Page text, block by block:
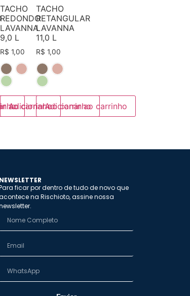
ao carrinho
TACHO
REDONDO
LAVANNA
9,0 L
R$ 1,00
Adicionar ao carrinho
TACHO
RETANGULAR
LAVANNA
11,0 L
R$ 1,00
Adicionar ao carrinho
NEWSLETTER
ficar por dentro de tudo de novo que
na Rischioto, assine nossa